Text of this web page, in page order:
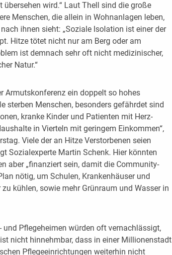
wird.“ Laut Thell sind die große
Menschen, die allein in Wohnanlagen leben,
ihnen sieht: „Soziale Isolation ist einer der
Hitze tötet nicht nur am Berg oder am
ist demnach sehr oft nicht medizinischer,
Natur.“
Armutskonferenz ein doppelt so hohes
sterben Menschen, besonders gefährdet sind
kranke Kinder und Patienten mit Herz-
in Vierteln mit geringem Einkommen“,
Viele der an Hitze Verstorbenen seien
Sozialexperte Martin Schenk. Hier könnten
aber „finanziert sein, damit die Community-
nötig, um Schulen, Krankenhäuser und
kühlen, sowie mehr Grünraum und Wasser in
und Pflegeheimen würden oft vernachlässigt,
nicht hinnehmbar, dass in einer Millionenstadt
Pflegeeinrichtungen weiterhin nicht